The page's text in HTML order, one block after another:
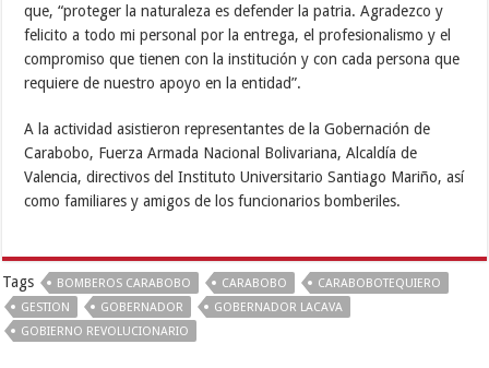
que, “proteger la naturaleza es defender la patria. Agradezco y
felicito a todo mi personal por la entrega, el profesionalismo y el
compromiso que tienen con la institución y con cada persona que
requiere de nuestro apoyo en la entidad”.
A la actividad asistieron representantes de la Gobernación de
Carabobo, Fuerza Armada Nacional Bolivariana, Alcaldía de
Valencia, directivos del Instituto Universitario Santiago Mariño, así
como familiares y amigos de los funcionarios bomberiles.
Tags BOMBEROS CARABOBO CARABOBO
CARABOBOTEQUIERO
GESTION
GOBERNADOR
GOBERNADOR LACAVA
GOBIERNO REVOLUCIONARIO